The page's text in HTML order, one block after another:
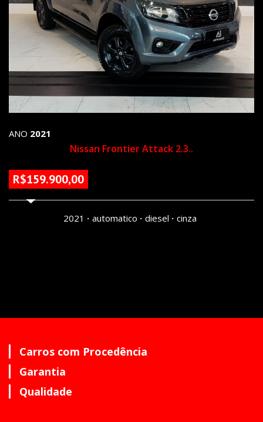
ANO 2021
Nissan Frontier Attack 2.3..
R$159.900,00
2021 automatico diesel cinza
Carros com Procedência
Garantia
Qualidade